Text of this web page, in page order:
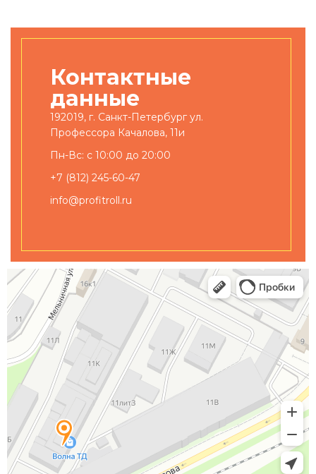
Контактные
данные
192019, г. Санкт-Петербург ул.
Профессора Качалова, 11и
Пн-Вс: с 10:00 до 20:00
+7 (812) 245-60-47
info@profitroll.ru